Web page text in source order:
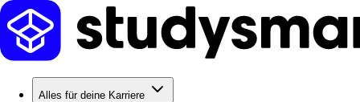
Alles für deine Karriere